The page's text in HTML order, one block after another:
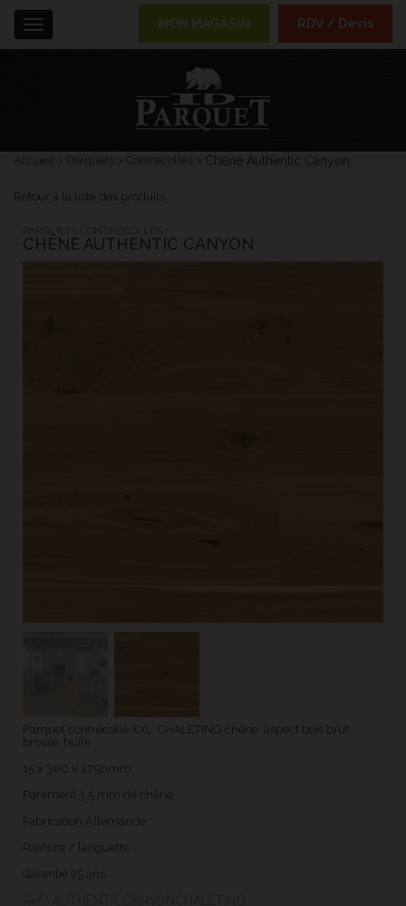
Accueil Parquets Contrecollés Chêne Authentic Canyon
Retour à la liste des produits
CHÊNE AUTHENTIC CANYON
Parquet contrecollé XXL, CHALETINO chêne, aspect bois brut,
brossé, huilé
15 x 300 x 2750mm
Parement 3,5 mm de chêne
Fabrication Allemande
Rainure / languette
Garantie 25 ans
Menu MON MAGASIN RDV / Devis